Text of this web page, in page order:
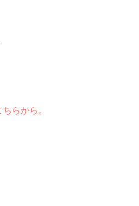
らから。